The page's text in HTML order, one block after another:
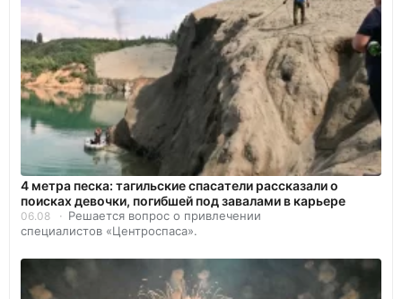
4 метра песка: тагильские спасатели рассказали о
поисках девочки, погибшей под завалами в карьере
06.08
Решается вопрос о привлечении
специалистов «Центроспаса».